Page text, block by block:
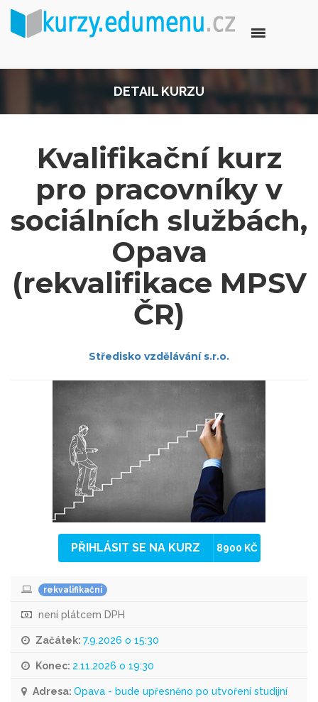
DETAIL KURZU
Kvalifikační kurz
pro pracovníky v
sociálních službách,
Opava
(rekvalifikace MPSV
ČR)
Středisko vzdělávání s.r.o.
PŘIHLÁSIT SE NA KURZ 8900 KČ
rekvalifikační
není plátcem DPH
Začátek: 7.9.2026 o 15:30
Konec: 2.11.2026 o 19:30
Adresa: Opava - bude upřesněno po utvoření studijní